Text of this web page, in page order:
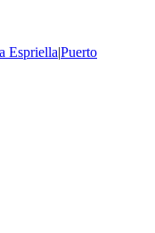
Espriella|Puerto